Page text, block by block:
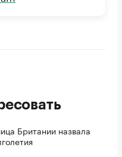
Британии назвала